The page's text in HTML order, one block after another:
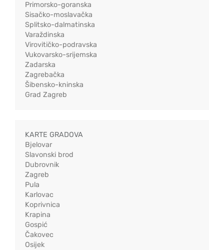
Primorsko-goranska
Sisačko-moslavačka
Splitsko-dalmatinska
Varaždinska
Virovitičko-podravska
Vukovarsko-srijemska
Zadarska
Zagrebačka
Šibensko-kninska
Grad Zagreb
KARTE GRADOVA
Bjelovar
Slavonski brod
Dubrovnik
Zagreb
Pula
Karlovac
Koprivnica
Krapina
Gospić
Čakovec
Osijek